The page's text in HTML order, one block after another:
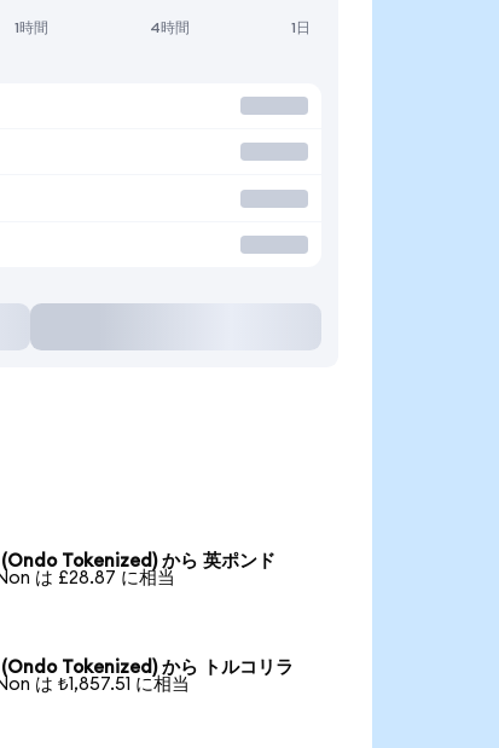
1時間 4時間 1日
(Ondo Tokenized) から 英ポンド
は £28.87 に相当
(Ondo Tokenized) から トルコリラ
は ₺1,857.51 に相当